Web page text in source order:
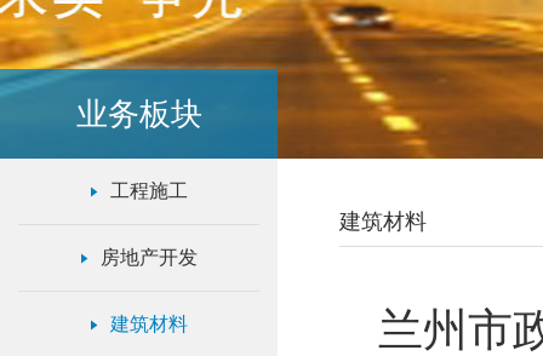
业务板块
工程施工
房地产开发
建筑材料
建筑材料
兰州市